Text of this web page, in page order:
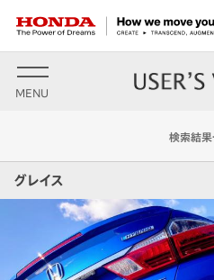
MENU
検索結果
グレイス